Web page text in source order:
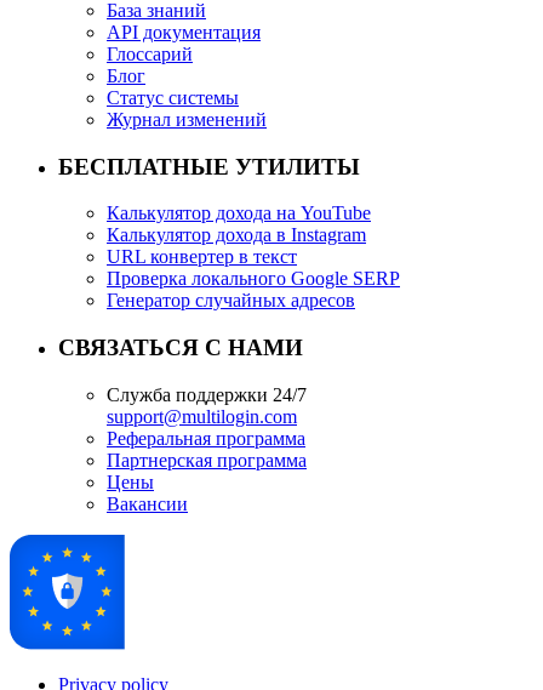
База знаний
API документация
Глоссарий
Блог
Статус системы
Журнал изменений
БЕСПЛАТНЫЕ УТИЛИТЫ
Калькулятор дохода на YouTube
Калькулятор дохода в Instagram
URL конвертер в текст
Проверка локального Google SERP
Генератор случайных адресов
СВЯЗАТЬСЯ С НАМИ
Служба поддержки 24/7
support@multilogin.com
Реферальная программа
Партнерская программа
Цены
Вакансии
Privacy policy